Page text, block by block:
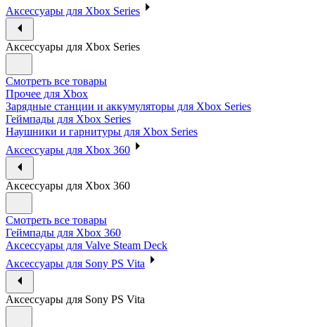
Аксессуары для Xbox Series
Аксессуары для Xbox Series
Смотреть все товары
Прочее для Xbox
Зарядные станции и аккумуляторы для Xbox Series
Геймпады для Xbox Series
Наушники и гарнитуры для Xbox Series
Аксессуары для Xbox 360
Аксессуары для Xbox 360
Смотреть все товары
Геймпады для Xbox 360
Аксессуары для Valve Steam Deck
Аксессуары для Sony PS Vita
Аксессуары для Sony PS Vita